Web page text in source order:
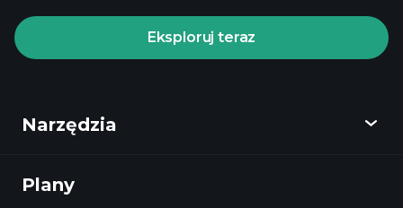
AI
Eksploruj teraz
Narzędzia
Odkryj
Plany